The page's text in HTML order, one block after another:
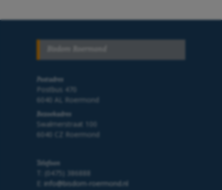
Postadres
Postbus 470
6040 AL Roermond
Bezoekadres
Swalmerstraat 100
6040 CZ Roermond
Telefoon
T: (0475) 386888
info@bisdom-roermond.nl